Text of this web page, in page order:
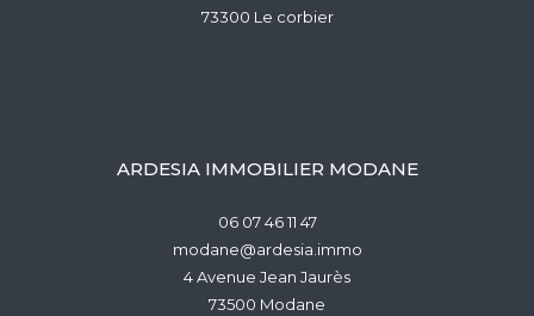
73300
le corbier
ARDESIA IMMOBILIER MODANE
06 07 46 11 47
modane@ardesia.immo
4 Avenue Jean Jaurès
73500
modane